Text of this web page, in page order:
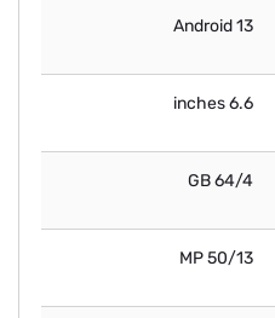
Android 13
6.6 inches
64/4 GB
50/13 MP